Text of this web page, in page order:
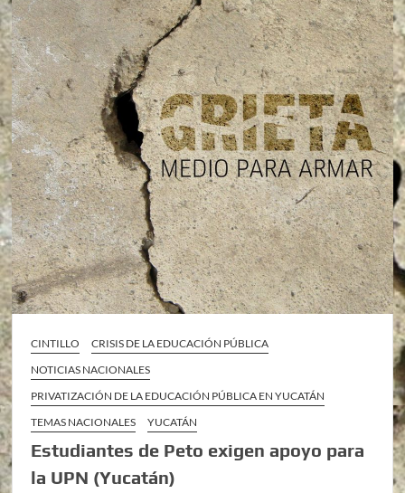
CINTILLO
CRISIS DE LA EDUCACIÓN PÚBLICA
NOTICIAS NACIONALES
PRIVATIZACIÓN DE LA EDUCACIÓN PÚBLICA EN YUCATÁN
TEMAS NACIONALES
YUCATÁN
Estudiantes de Peto exigen apoyo para
la UPN (Yucatán)